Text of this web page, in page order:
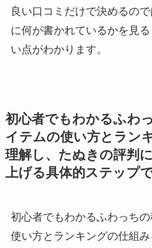
良い口コミだけで決めるの
に何が書かれているかを見
い点がわかります。
初心者でもわかるふわ
イテムの使い方とラン
理解し、たぬきの評判
上げる具体的ステップ
初心者でもわかるふわっち
使い方とランキングの仕組